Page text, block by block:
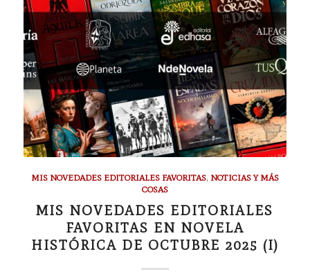
MIS NOVEDADES EDITORIALES FAVORITAS, NOTICIAS Y MÁS
COSAS
MIS NOVEDADES EDITORIALES
FAVORITAS EN NOVELA
HISTÓRICA DE OCTUBRE 2025 (I)